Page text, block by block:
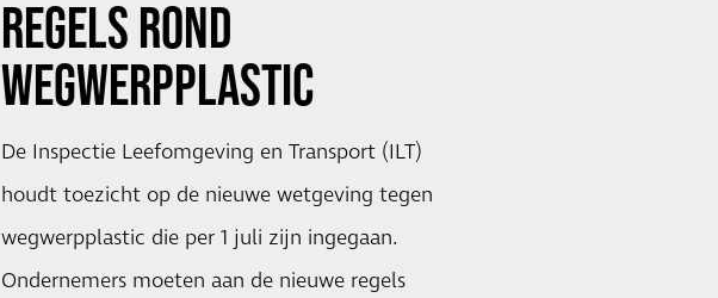
REGELS ROND
WEGWERPPLASTIC
De Inspectie Leefomgeving en Transport (ILT)
houdt toezicht op de nieuwe wetgeving tegen
wegwerpplastic die per 1 juli zijn ingegaan.
Ondernemers moeten aan de nieuwe regels